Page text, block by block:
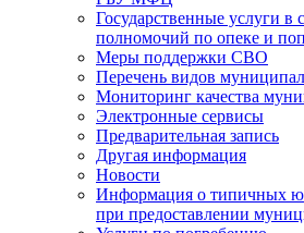
Государственные услуги в
полномочий по опеке и
Меры поддержки СВО
Перечень видов
Мониторинг качества
Электронные сервисы
Предварительная запись
Другая информация
Новости
Информация о типичных
при предоставлении